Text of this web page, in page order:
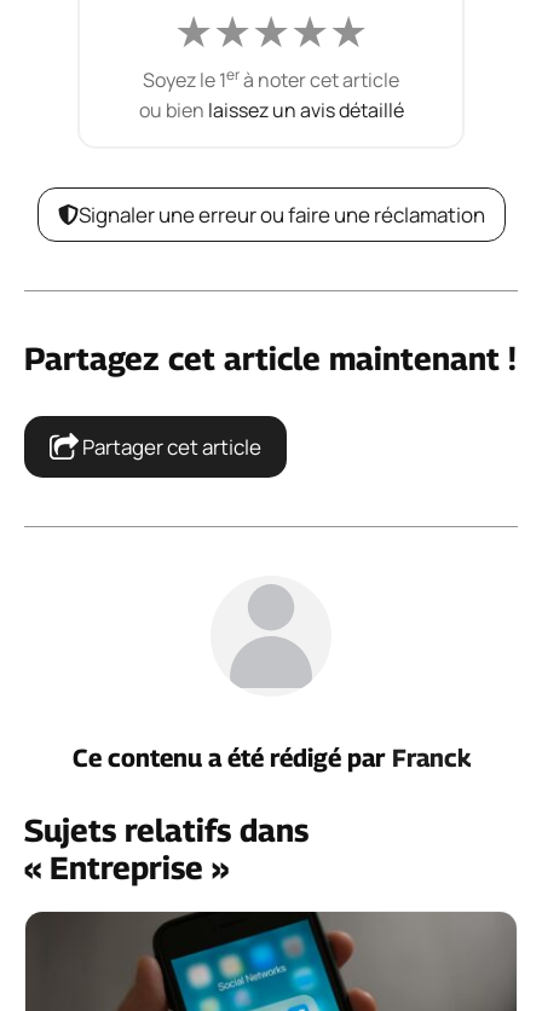
★★★★★
Soyez le 1erà noter cet article
ou bien laissez un avis détaillé
Signaler une erreur ou faire une réclamation
Partagez cet article maintenant !
Partager cet article
Ce contenu a été rédigé par Franck
Sujets relatifs dans
« Entreprise »